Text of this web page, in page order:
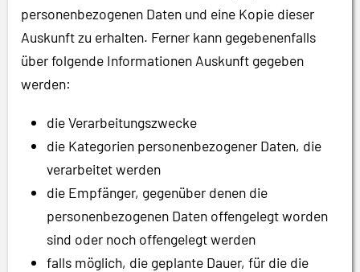
personenbezogenen Daten und eine Kopie dieser
Auskunft zu erhalten. Ferner kann gegebenenfalls
über folgende Informationen Auskunft gegeben
werden:
die Verarbeitungszwecke
die Kategorien personenbezogener Daten, die
verarbeitet werden
die Empfänger, gegenüber denen die
personenbezogenen Daten offengelegt worden
sind oder noch offengelegt werden
falls möglich, die geplante Dauer, für die die